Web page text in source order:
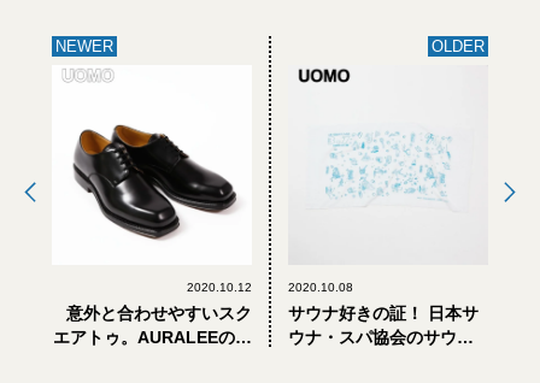
NEWER
2020.10.12
意外と合わせやすいスク
エアトゥ。AURALEEのレ
OLDER
2020.10.08
サウナ好きの証！ 日本サ
ウナ・スパ協会のサウナ